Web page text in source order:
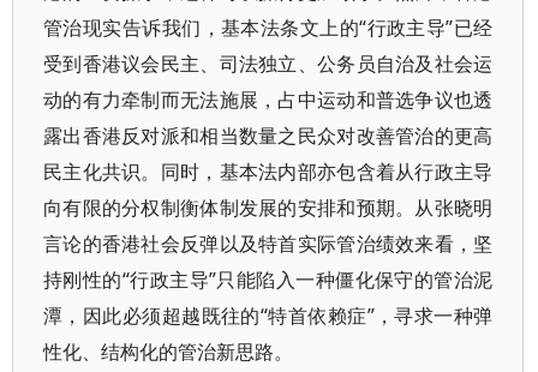
管治现实告诉我们，基本法条文上的“行政主导”已经
受到香港议会民主、司法独立、公务员自治及社会运
动的有力牵制而无法施展，占中运动和普选争议也透
露出香港反对派和相当数量之民众对改善管治的更高
民主化共识。同时，基本法内部亦包含着从行政主导
向有限的分权制衡体制发展的安排和预期。从张晓明
言论的香港社会反弹以及特首实际管治绩效来看，坚
持刚性的“行政主导”只能陷入一种僵化保守的管治泥
潭，因此必须超越既往的“特首依赖症”，寻求一种弹
性化、结构化的管治新思路。